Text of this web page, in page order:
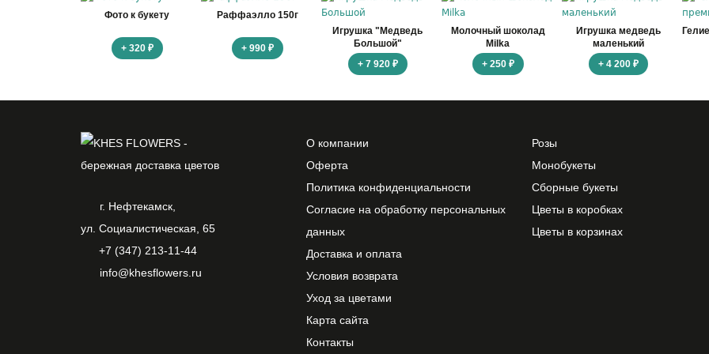
Фото к букету
+ 320 ₽
Раффаэлло 150г
+ 990 ₽
Игрушка "Медведь
Большой"
+ 7 920 ₽
Молочный шоколад
Milka
+ 250 ₽
Игрушка медведь
маленький
+ 4 200 ₽
г. Нефтекамск,
ул. Социалистическая, 65
+7 (347) 213-11-44
info@khesflowers.ru
О компании
Оферта
Политика конфиденциальности
Согласие на обработку персональных
данных
Доставка и оплата
Условия возврата
Уход за цветами
Карта сайта
Контакты
Розы
Монобукеты
Сборные букеты
Цветы в коробках
Цветы в корзинах